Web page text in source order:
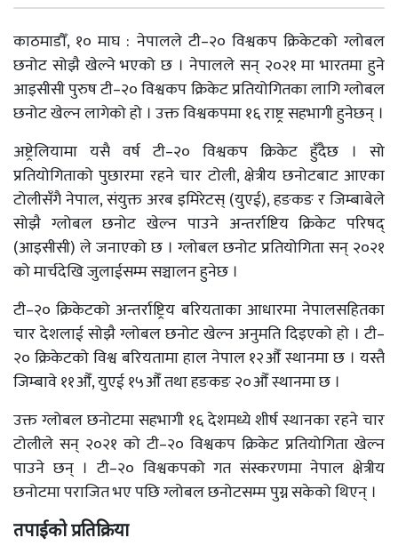
काठमाडौँ, १० माघ : नेपालले टी–२० विश्वकप क्रिकेटको ग्लोबल
छनोट सोझै खेल्ने भएको छ । नेपालले सन् २०२१ मा भारतमा हुने
आइसीसी पुरुष टी–२० विश्वकप क्रिकेट प्रतियोगितका लागि ग्लोबल
छनोट खेल्न लागेको हो । उक्त विश्वकपमा १६ राष्ट्र सहभागी हुनेछन् ।
अष्ट्रेलियामा यसै वर्ष टी–२० विश्वकप क्रिकेट हुँदैछ । सो
प्रतियोगिताको पुछारमा रहने चार टोली, क्षेत्रीय छनोटबाट आएका
टोलीसँगै नेपाल, संयुक्त अरब इमिरेटस् (युएई), हङकङ र जिम्बाबेले
सोझै ग्लोबल छनोट खेल्न पाउने अन्तर्राष्टिय क्रिकेट परिषद्
(आइसीसी) ले जनाएको छ । ग्लोबल छनोट प्रतियोगिता सन् २०२१
को मार्चदेखि जुलाईसम्म सञ्चालन हुनेछ ।
टी–२० क्रिकेटको अन्तर्राष्ट्रिय बरियताका आधारमा नेपालसहितका
चार देशलाई सोझै ग्लोबल छनोट खेल्न अनुमति दिइएको हो । टी–
२० क्रिकेटको विश्व बरियतामा हाल नेपाल १२औँ स्थानमा छ । यस्तै
जिम्बावे ११औँ, युएई १५औँ तथा हङकङ २०औँ स्थानमा छ ।
उक्त ग्लोबल छनोटमा सहभागी १६ देशमध्ये शीर्ष स्थानका रहने चार
टोलीले सन् २०२१ को टी–२० विश्वकप क्रिकेट प्रतियोगिता खेल्न
पाउने छन् । टी–२० विश्वकपको गत संस्करणमा नेपाल क्षेत्रीय
छनोटमा पराजित भए पछि ग्लोबल छनोटसम्म पुग्न सकेको थिएन् ।
तपाईको प्रतिक्रिया